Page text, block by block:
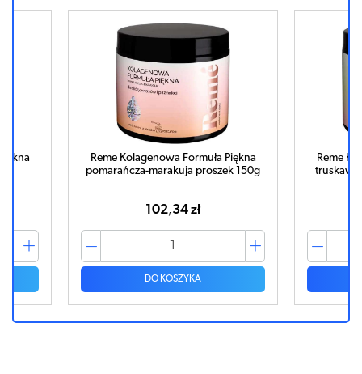
Reme Kolagenowa Formuła Piękna
pomarańcza-marakuja proszek 150g
102,34 zł
DO KOSZYKA
Reme